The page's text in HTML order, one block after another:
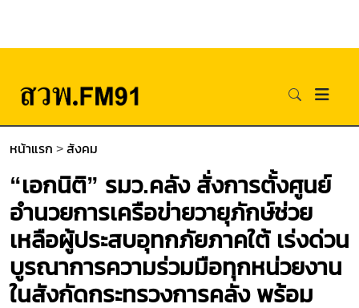
หน้าแรก > สังคม
“เอกนิติ” รมว.คลัง สั่งการตั้งศูนย์
อำนวยการเครือข่ายวายุภักษ์ช่วย
เหลือผู้ประสบอุทกภัยภาคใต้ เร่งด่วน
บูรณาการความร่วมมือทุกหน่วยงาน
ในสังกัดกระทรวงการคลัง พร้อม